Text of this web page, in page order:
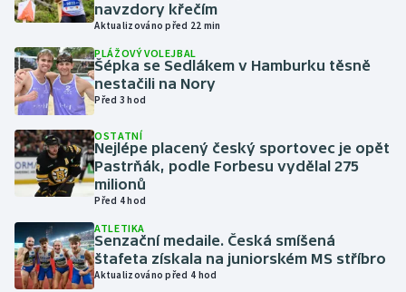
Házená
Jezdectví
Judo
Krasobruslení
Lezení
Lyže a snowboard
Moderní pětiboj
navzdory křečím
Aktualizováno před 22 min
PLÁŽOVÝ VOLEJBAL
Šépka se Sedlákem v Hamburku těsně
nestačili na Nory
Před 3 hod
OSTATNÍ
Nejlépe placený český sportovec je opět
Pastrňák, podle Forbesu vydělal 275
milionů
Před 4 hod
ATLETIKA
Senzační medaile. Česká smíšená
štafeta získala na juniorském MS stříbro
Aktualizováno před 4 hod